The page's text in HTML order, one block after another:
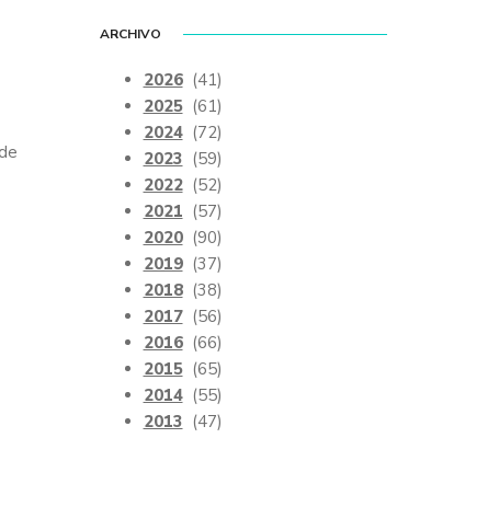
ARCHIVO
2026 (41)
2025 (61)
2024 (72)
2023 (59)
2022 (52)
2021 (57)
2020 (90)
2019 (37)
2018 (38)
2017 (56)
2016 (66)
2015 (65)
2014 (55)
2013 (47)